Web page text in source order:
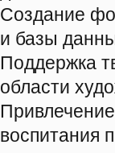
Создание
и базы
Поддержка
области
Привлечение
воспитания